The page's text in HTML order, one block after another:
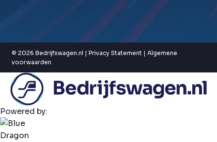
© 2026 Bedrijfswagen.nl | Privacy Statement | Algemene
voorwaarden
Powered by: